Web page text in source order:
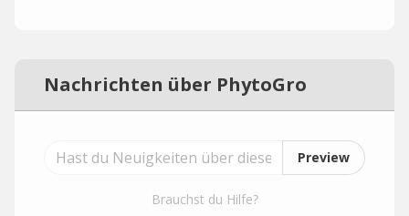
Nachrichten über PhytoGro
Preview
Brauchst du Hilfe?